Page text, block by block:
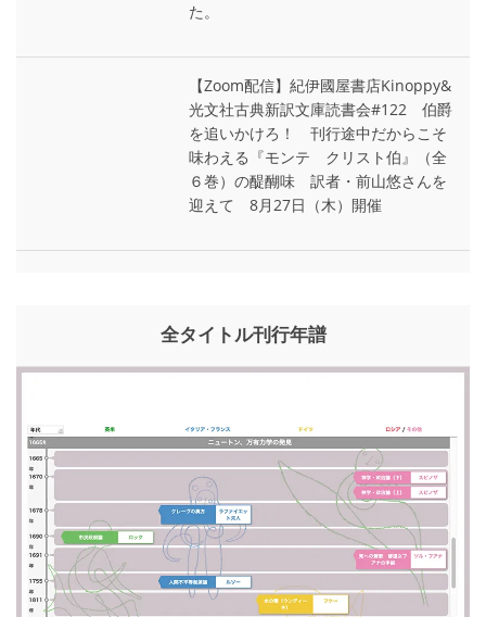
た。
【Zoom配信】紀伊國屋書店Kinoppy&
光文社古典新訳文庫読書会#122 伯爵
を追いかけろ！ 刊行途中だからこそ
味わえる『モンテ゠クリスト伯』（全
６巻）の醍醐味 訳者・前山悠さんを
迎えて 8月27日（木）開催
全タイトル刊行年譜